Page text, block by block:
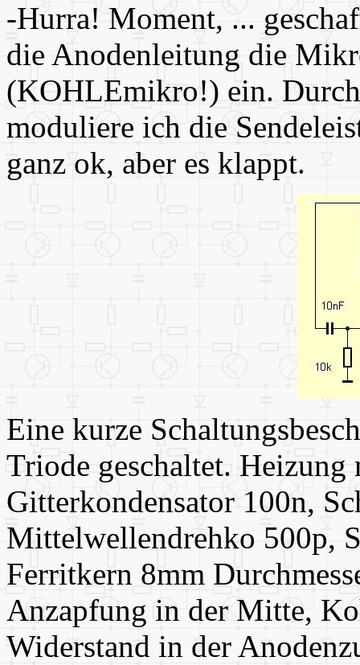
-Hurra! Moment, ...
die Anodenleitung die
(KOHLEmikro!) ein.
moduliere ich die
ganz ok, aber es klappt.
Eine kurze
Triode geschaltet.
Gitterkondensator 100n,
Mittelwellendrehko 500p,
Ferritkern 8mm
Anzapfung in der Mitte,
Widerstand in der